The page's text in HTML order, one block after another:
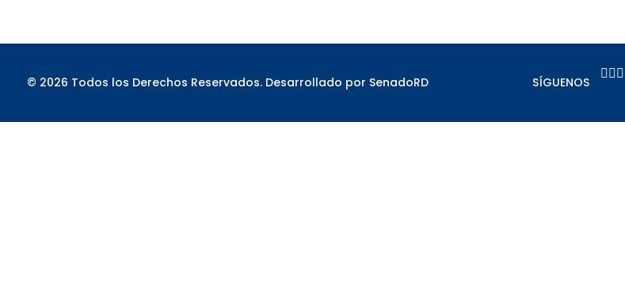
© 2026 Todos los Derechos Reservados. Desarrollado por SenadoRD SÍGUENOS
  